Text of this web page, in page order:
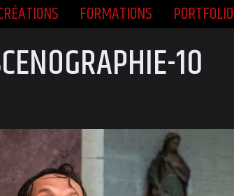
FORMATIONS PORTFOLIO
10
CRÉATIONS FORMATIONS PORTFOLIO